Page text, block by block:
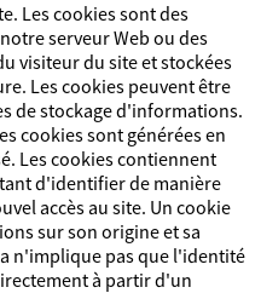
Les cookies sont des
serveur Web ou des
visiteur du site et stockées
Les cookies peuvent être
de stockage d'informations.
cookies sont générées en
Les cookies contiennent
d'identifier de manière
accès au site. Un cookie
sur son origine et sa
n'implique pas que l'identité
à partir d'un